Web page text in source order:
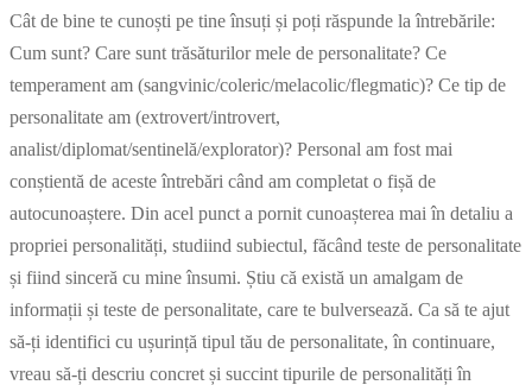
Cât de bine te cunoști pe tine însuți și poți răspunde la întrebările:
Cum sunt? Care sunt trăsăturilor mele de personalitate? Ce
temperament am (sangvinic/coleric/melacolic/flegmatic)? Ce tip de
personalitate am (extrovert/introvert,
analist/diplomat/sentinelă/explorator)? Personal am fost mai
conștientă de aceste întrebări când am completat o fișă de
autocunoaștere. Din acel punct a pornit cunoașterea mai în detaliu a
propriei personalități, studiind subiectul, făcând teste de personalitate
și fiind sinceră cu mine însumi. Știu că există un amalgam de
informații și teste de personalitate, care te bulversează. Ca să te ajut
să-ți identifici cu ușurință tipul tău de personalitate, în continuare,
vreau să-ți descriu concret și succint tipurile de personalități în